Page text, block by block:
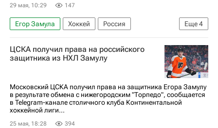
29 мая, 10:29 147
Еще4
Егор Замула Хоккей
Россия
Игорь Есмантович
Игорь Никитин
Коламбус Блю Джекетс
ЦСКА получил права на российского
защитника из НХЛ Замулу
Московский ЦСКА получил права на защитника Егора Замулу
в результате обмена с нижегородским "Торпедо", сообщается
в Telegram-канале столичного клуба Континентальной
хоккейной лиги...
25 мая, 18:28 394